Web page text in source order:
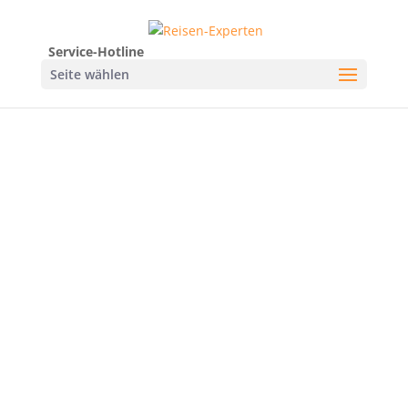
Service-Hotline
Seite wählen